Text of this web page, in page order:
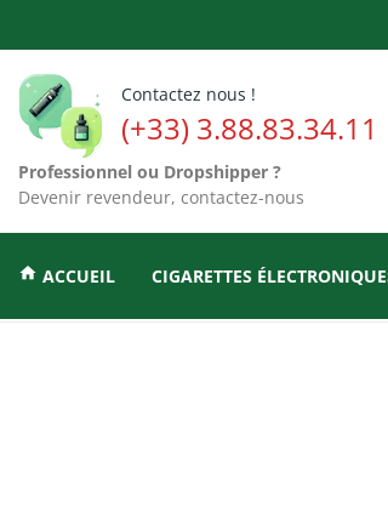
Contactez nous !
(+33) 3.88.83.34.11
Professionnel ou Dropshipper ?
Devenir revendeur, contactez-nous
home ACCUEIL CIGARETTES